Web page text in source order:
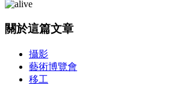
關於這篇文章
攝影
藝術博覽會
移工